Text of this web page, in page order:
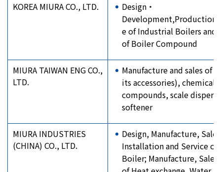
KOREA MIURA CO., LTD.
Design・
e of Industrial Boilers and
of Boiler Compound
MIURA TAIWAN ENG CO.,
LTD.
Manufacture and sales of
its accessories), chemical
compounds, scale
softener
MIURA INDUSTRIES
(CHINA) CO., LTD.
Design, Manufacture,
Installation and Service of
Boiler; Manufacture, Sales